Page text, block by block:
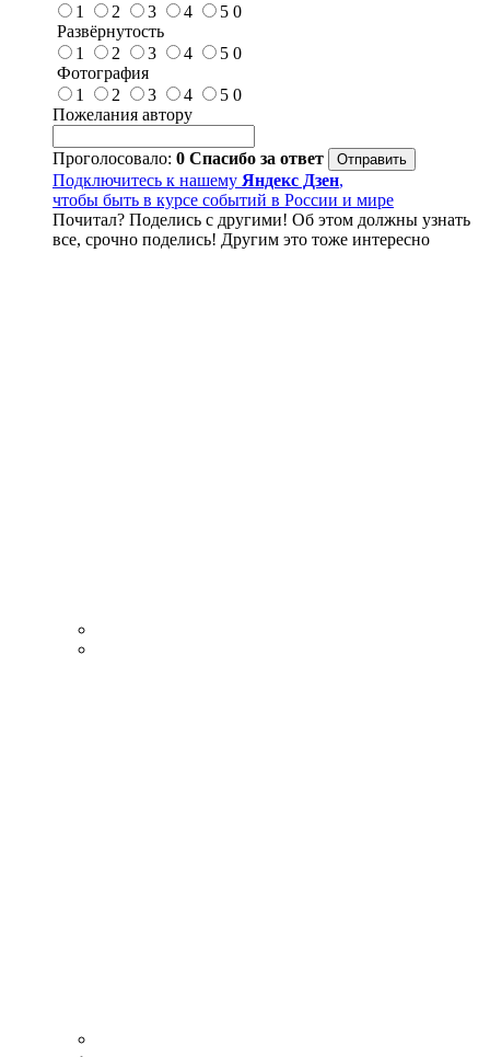
1
2 3 4 5 0
Развёрнутость
1
2 3 4 5 0
Фотография
1
2 3 4 5 0
Пожелания автору
Проголосовало: 0 Спасибо за ответ
Подключитесь к нашему Яндекс Дзен,
чтобы быть в курсе событий в России и мире
Почитал? Поделись с другими! Об этом должны узнать
все, срочно поделись! Другим это тоже интересно